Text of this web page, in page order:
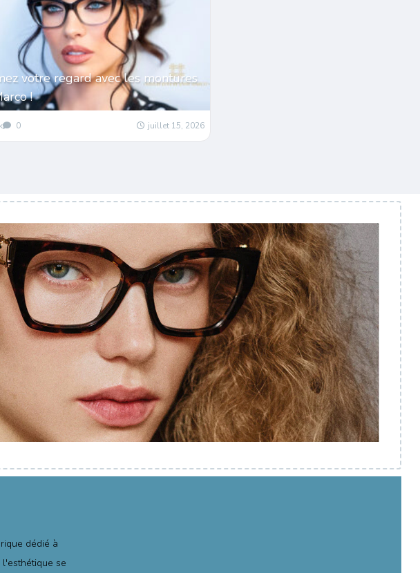
votre regard avec les montures
!
0 juillet 15, 2026
dédié à
se